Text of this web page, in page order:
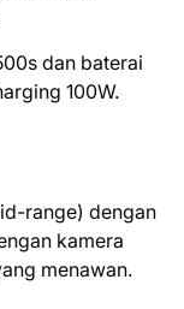
dan baterai
100W.
range) dengan
kamera
menawan.